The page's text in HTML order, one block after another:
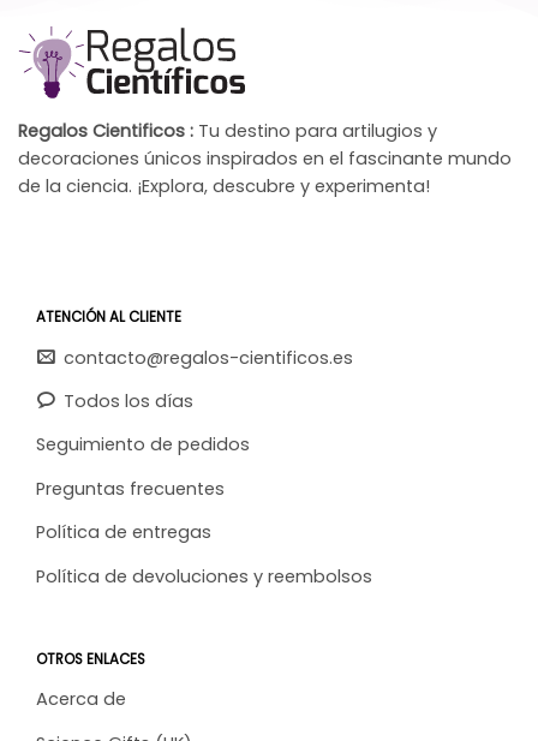
Regalos Cientificos : Tu destino para artilugios y
decoraciones únicos inspirados en el fascinante mundo
de la ciencia. ¡Explora, descubre y experimenta!
ATENCIÓN AL CLIENTE
contacto@regalos-cientificos.es
Todos los días
Seguimiento de pedidos
Preguntas frecuentes
Política de entregas
Política de devoluciones y reembolsos
OTROS ENLACES
Acerca de